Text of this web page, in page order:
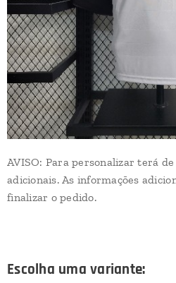
AVISO: Para personalizar terá
adicionais. As informações
finalizar o pedido.
Escolha uma variante: